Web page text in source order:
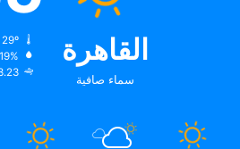
القاهرة
سماء صافية
19%
3.23 كيلومتر/